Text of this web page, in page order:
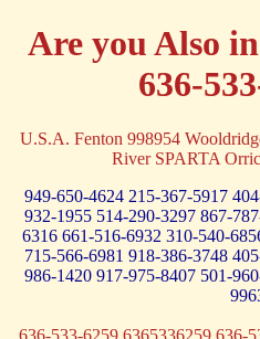
Are you Also
636-
U.S.A. Fenton 998954
River SPARTA
949-650-4624 215-367-5917
932-1955 514-290-3297 867-
6316 661-516-6932 310-540-
715-566-6981 918-386-3748
986-1420 917-975-8407 501-
636-533-6259 6365336259 636-